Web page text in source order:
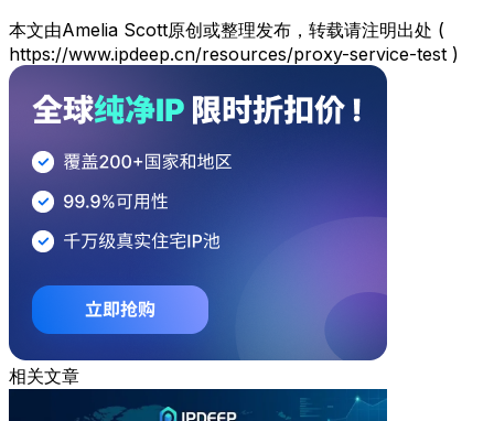
本文由Amelia Scott原创或整理发布，转载请注明出处 (
https://www.ipdeep.cn/resources/proxy-service-test )
相关文章